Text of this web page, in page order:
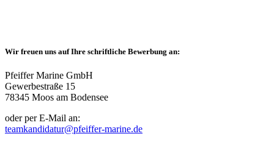
Wir freuen uns auf Ihre schriftliche Bewerbung an:
Pfeiffer Marine GmbH
Gewerbestraße 15
78345 Moos am Bodensee
oder per E-Mail an:
teamkandidatur@pfeiffer-marine.de